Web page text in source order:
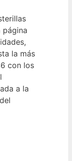
página
la más
con los
a la